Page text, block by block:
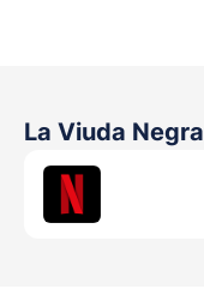
La Viuda Negra